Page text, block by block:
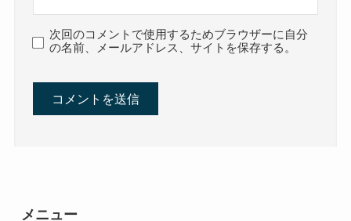
次回のコメントで使用するためブラウザーに自分
の名前、メールアドレス、サイトを保存する。
メニュー